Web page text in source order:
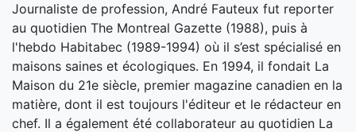
Journaliste de profession, André Fauteux fut reporter
au quotidien The Montreal Gazette (1988), puis à
l'hebdo Habitabec (1989-1994) où il s’est spécialisé en
maisons saines et écologiques. En 1994, il fondait La
Maison du 21e siècle, premier magazine canadien en la
matière, dont il est toujours l'éditeur et le rédacteur en
chef. Il a également été collaborateur au quotidien La